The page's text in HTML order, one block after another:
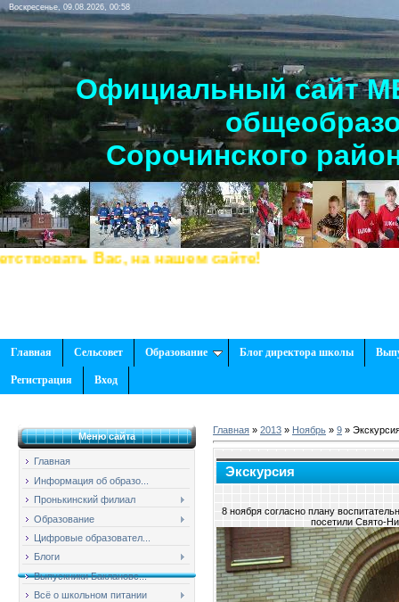
Воскресенье, 09.08.2026, 00:58
Официальный сайт
Сорочинского
Вас, на нашем сайте!
Главная Сельсовет Образование Блог директора школы
Регистрация Вход
Меню сайта
Главная
Информация об образо...
Пронькинский филиал
Образование
Цифровые образовател...
Блоги
Выпускники Баклановс...
Всё о школьном питании
Главная » 2013 » Ноябрь » 9 »
Экскурсия
8 ноября согласно плану
посетили Свято-